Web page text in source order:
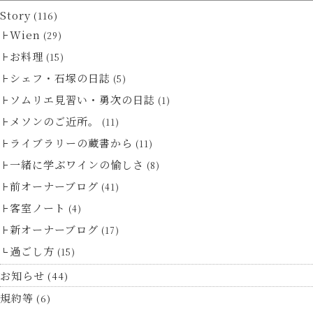
Story (116)
Wien (29)
お料理 (15)
シェフ・石塚の日誌 (5)
ソムリエ見習い・勇次の日誌 (1)
メソンのご近所。 (11)
ライブラリーの蔵書から (11)
一緒に学ぶワインの愉しさ (8)
前オーナーブログ (41)
客室ノート (4)
新オーナーブログ (17)
過ごし方 (15)
お知らせ (44)
規約等 (6)